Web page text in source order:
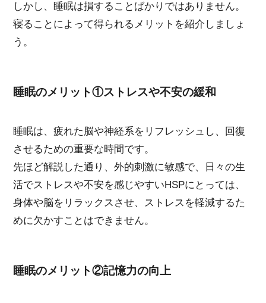
しかし、睡眠は損することばかりではありません。
寝ることによって得られるメリットを紹介しましょ
う。
睡眠のメリット①ストレスや不安の緩和
睡眠は、疲れた脳や神経系をリフレッシュし、回復
させるための重要な時間です。
先ほど解説した通り、外的刺激に敏感で、日々の生
活でストレスや不安を感じやすいHSPにとっては、
身体や脳をリラックスさせ、ストレスを軽減するた
めに欠かすことはできません。
睡眠のメリット②記憶力の向上